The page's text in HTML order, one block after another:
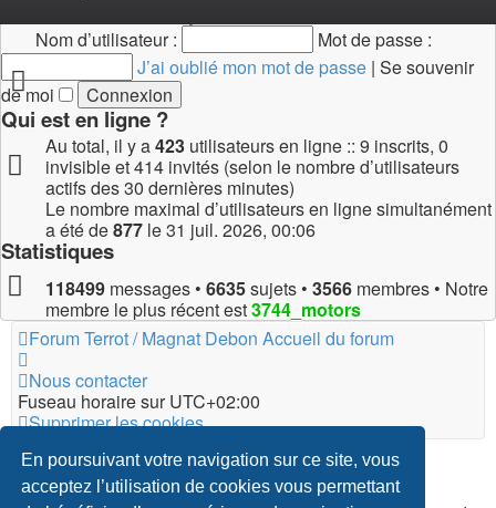
En poursuivant votre navigation sur ce site, vous
acceptez l’utilisation de cookies vous permettant
Nom d’utilisateur :
Mot de passe :
J’ai oublié mon mot de passe | Se souvenir
de moi
Qui est en ligne ?
Au total, il y a423 utilisateurs en ligne :: 9 inscrits, 0
invisible et 414 invités (selon le nombre d’utilisateurs
actifs des 30 dernières minutes)
Le nombre maximal d’utilisateurs en ligne simultanément
a été de877 le 31 juil. 2026, 00:06
Statistiques
118499 messages • 6635sujets • 3566 membres • Notre
membre le plus récent est3744_motors
Forum Terrot / Magnat Debon Accueil du forum
Nous contacter
Fuseau horaire surUTC+02:00
Supprimer les cookies
Original Author:Brad Veryard
Updated to 3.3.x by MannixMD
Style version: 3.4.5